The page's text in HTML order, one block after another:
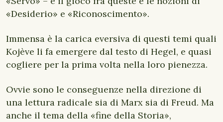
«Desiderio» e «Riconoscimento».
Immensa è la carica eversiva di questi temi quali
Kojève li fa emergere dal testo di Hegel, e quasi
cogliere per la prima volta nella loro pienezza.
Ovvie sono le conseguenze nella direzione di
una lettura radicale sia di Marx sia di Freud. Ma
anche il tema della «fine della Storia»,